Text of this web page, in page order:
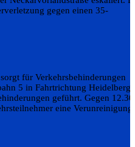
gegen einen 35-
für Verkehrsbehinderungen
5 in Fahrtrichtung Heidelberg
geführt. Gegen 12.30
eine Verunreinigung